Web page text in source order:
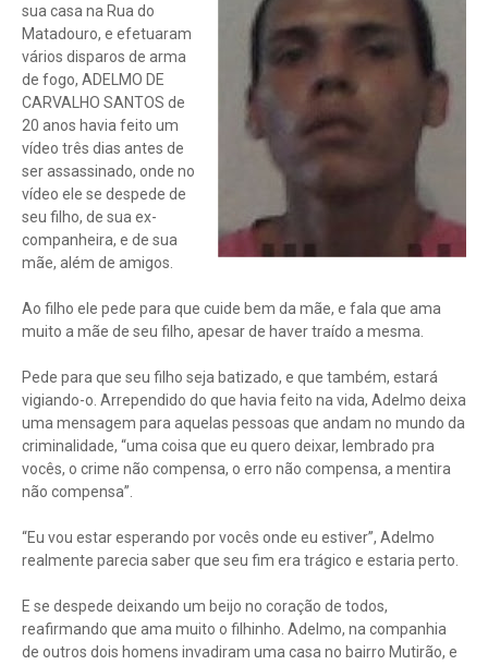
sua casa na Rua do
Matadouro, e efetuaram
vários disparos de arma
de fogo, ADELMO DE
CARVALHO SANTOS de
20 anos havia feito um
vídeo três dias antes de
ser assassinado, onde no
vídeo ele se despede de
seu filho, de sua ex-
companheira, e de sua
mãe, além de amigos.
Ao filho ele pede para que cuide bem da mãe, e fala que ama
muito a mãe de seu filho, apesar de haver traído a mesma.
Pede para que seu filho seja batizado, e que também, estará
vigiando-o. Arrependido do que havia feito na vida, Adelmo deixa
uma mensagem para aquelas pessoas que andam no mundo da
criminalidade, “uma coisa que eu quero deixar, lembrado pra
vocês, o crime não compensa, o erro não compensa, a mentira
não compensa”.
“Eu vou estar esperando por vocês onde eu estiver”, Adelmo
realmente parecia saber que seu fim era trágico e estaria perto.
E se despede deixando um beijo no coração de todos,
reafirmando que ama muito o filhinho. Adelmo, na companhia
de outros dois homens invadiram uma casa no bairro Mutirão, e